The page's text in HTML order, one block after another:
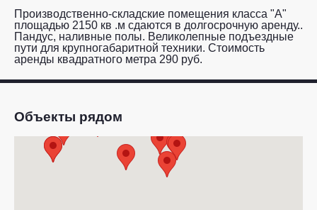
Производственно-складские помещения класса "А"
площадью 2150 кв .м сдаются в долгосрочную аренду..
Пандус, наливные полы. Великолепные подъездные
пути для крупногабаритной техники. Стоимость
аренды квадратного метра 290 руб.
Объекты рядом